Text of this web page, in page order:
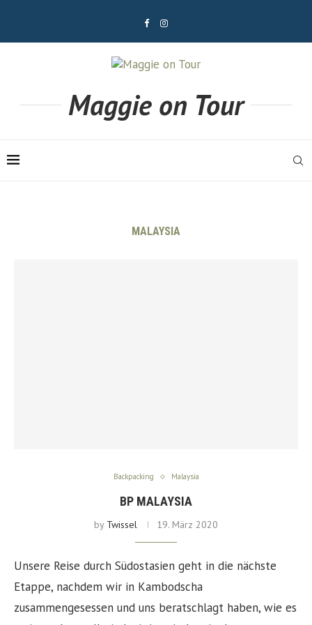
Maggie on Tour
MALAYSIA
Backpacking Malaysia
BP MALAYSIA
by Twissel 19. März 2020
Unsere Reise durch Südostasien geht in die nächste
Etappe, nachdem wir in Kambodscha
zusammengesessen und uns beratschlagt haben, wie es